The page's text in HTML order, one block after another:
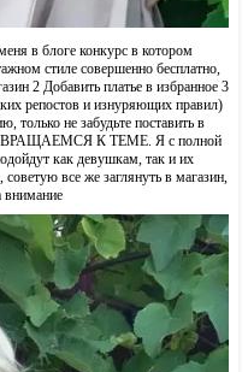
в блоге конкурс в котором
стиле совершенно бесплатно,
2 Добавить платье в избранное 3
и изнуряющих правил)
только не забудьте поставить в
К ТЕМЕ. Я с полной
как девушкам, так и их
все же заглянуть в магазин,
внимание